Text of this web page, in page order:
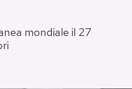
mondiale il 27